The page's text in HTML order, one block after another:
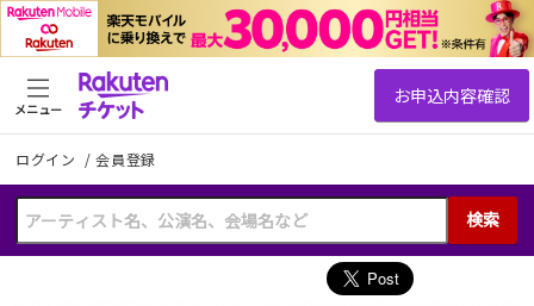
ログイン /会員登録
検索
メニュー